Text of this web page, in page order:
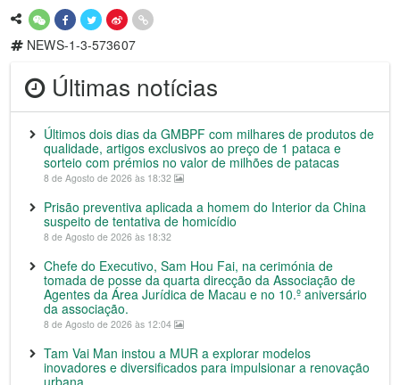
NEWS-1-3-573607
Últimas notícias
Últimos dois dias da GMBPF com milhares de produtos de
qualidade, artigos exclusivos ao preço de 1 pataca e
sorteio com prémios no valor de milhões de patacas
8 de Agosto de 2026 às 18:32
Prisão preventiva aplicada a homem do Interior da China
suspeito de tentativa de homicídio
8 de Agosto de 2026 às 18:32
Chefe do Executivo, Sam Hou Fai, na cerimónia de
tomada de posse da quarta direcção da Associação de
Agentes da Área Jurídica de Macau e no 10.º aniversário
da associação.
8 de Agosto de 2026 às 12:04
Tam Vai Man instou a MUR a explorar modelos
inovadores e diversificados para impulsionar a renovação